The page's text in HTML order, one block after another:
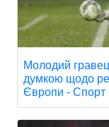
Молодий
думкою щодо
Європи - Спорт